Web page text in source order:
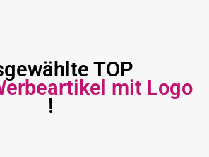
TOP
mit Logo
!